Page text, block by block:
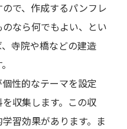
で、作成するパンフレ
なら何でもよい、とい
寺院や橋などの建造
性的なテーマを設定
収集します。この収
習効果があります。ま